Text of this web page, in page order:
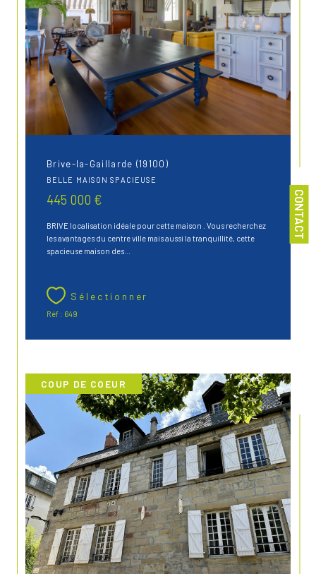
CONTACT
Brive-la-Gaillarde (19100)
BELLE MAISON SPACIEUSE
445 000 €
BRIVE localisation idéale pour cette maison . Vous recherchez
les avantages du centre ville mais aussi la tranquillité, cette
spacieuse maison des...
Sélectionner
Réf : 649
COUP DE COEUR